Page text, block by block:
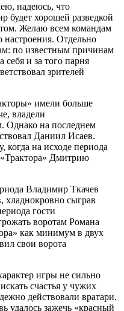
надеюсь, что
будет хорошей разведкой
Желаю всем командам
Отдельно
по известным причинам
себя и за того парня
зрителей
имели больше
владели
Однако на последнем
Даниил Исаев.
на исходе периода
Дмитрию
Владимир Ткачев
хладнокровно сыграв
гости
воротам Романа
как минимум в двух
свои ворота
игры не сильно
счастья у чужих
действовали вратари.
удалось зажечь «красный